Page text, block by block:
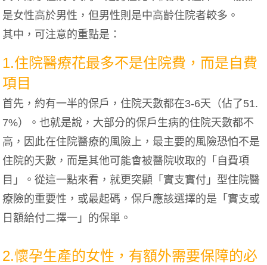
是女性高於男性，但男性則是中高齡住院者較多。
其中，可注意的重點是：
1.住院醫療花最多不是住院費，而是自費
項目
首先，約有一半的保戶，住院天數都在3-6天（佔了51.
7%）。也就是說，大部分的保戶生病的住院天數都不
高，因此在住院醫療的風險上，最主要的風險恐怕不是
住院的天數，而是其他可能會被醫院收取的「自費項
目」。從這一點來看，就更突顯「實支實付」型住院醫
療險的重要性，或最起碼，保戶應該選擇的是「實支或
日額給付二擇一」的保單。
2.懷孕生產的女性，有額外需要保障的必